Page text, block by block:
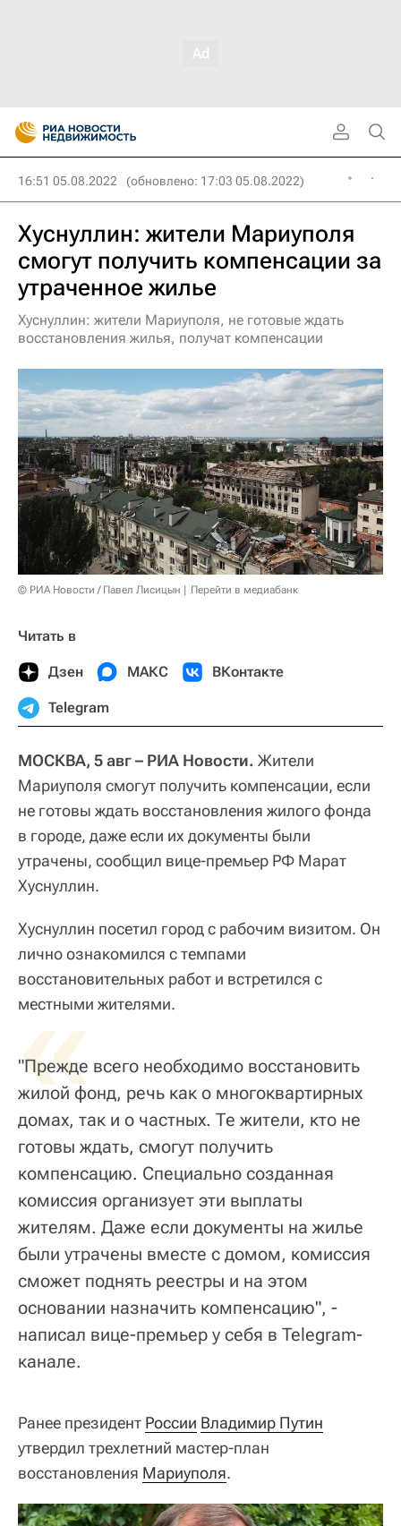
16:51 05.08.2022 (обновлено: 17:03 05.08.2022)
Хуснуллин: жители Мариуполя
смогут получить компенсации за
утраченное жилье
Хуснуллин: жители Мариуполя, не готовые ждать
восстановления жилья, получат компенсации
© РИА Новости / Павел Лисицын Перейти в медиабанк
Читать в
Дзен МАКС ВКонтакте
Telegram
МОСКВА, 5 авг – РИА Новости. Жители
Мариуполя смогут получить компенсации, если
не готовы ждать восстановления жилого фонда
в городе, даже если их документы были
утрачены, сообщил вице-премьер РФ Марат
Хуснуллин.
Хуснуллин посетил город с рабочим визитом. Он
лично ознакомился с темпами
восстановительных работ и встретился с
местными жителями.
«
"Прежде всего необходимо восстановить
жилой фонд, речь как о многоквартирных
домах, так и о частных. Те жители, кто не
готовы ждать, смогут получить
компенсацию. Специально созданная
комиссия организует эти выплаты
жителям. Даже если документы на жилье
были утрачены вместе с домом, комиссия
сможет поднять реестры и на этом
основании назначить компенсацию", -
написал вице-премьер у себя в Telegram-
канале.
Ранее президент России Владимир Путин
утвердил трехлетний мастер-план
восстановления Мариуполя.